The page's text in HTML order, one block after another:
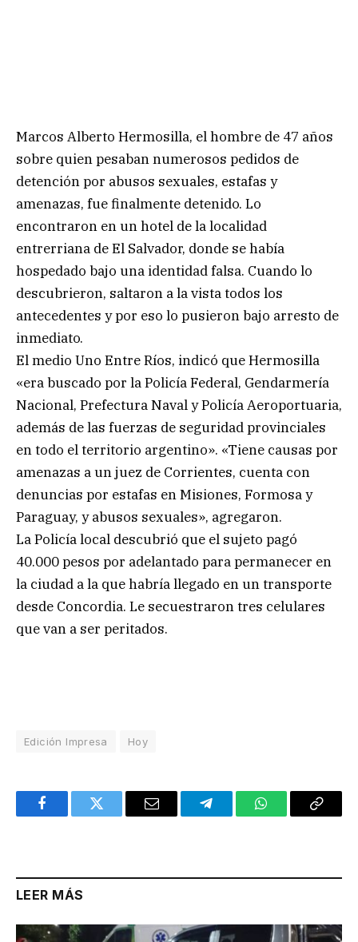
Marcos Alberto Hermosilla, el hombre de 47 años
sobre quien pesaban numerosos pedidos de
detención por abusos sexuales, estafas y
amenazas, fue finalmente detenido. Lo
encontraron en un hotel de la localidad
entrerriana de El Salvador, donde se había
hospedado bajo una identidad falsa. Cuando lo
descubrieron, saltaron a la vista todos los
antecedentes y por eso lo pusieron bajo arresto de
inmediato.
El medio Uno Entre Ríos, indicó que Hermosilla
«era buscado por la Policía Federal, Gendarmería
Nacional, Prefectura Naval y Policía Aeroportuaria,
además de las fuerzas de seguridad provinciales
en todo el territorio argentino». «Tiene causas por
amenazas a un juez de Corrientes, cuenta con
denuncias por estafas en Misiones, Formosa y
Paraguay, y abusos sexuales», agregaron.
La Policía local descubrió que el sujeto pagó
40.000 pesos por adelantado para permanecer en
la ciudad a la que habría llegado en un transporte
desde Concordia. Le secuestraron tres celulares
que van a ser peritados.
Edición Impresa Hoy
FacebookTwitter Email TelegramWhatsAppCopy
LEER MÁS